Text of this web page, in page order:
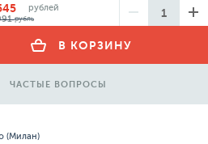
рублей
рубль
В КОРЗИНУ
ЧАСТЫЕ ВОПРОСЫ
(Милан)